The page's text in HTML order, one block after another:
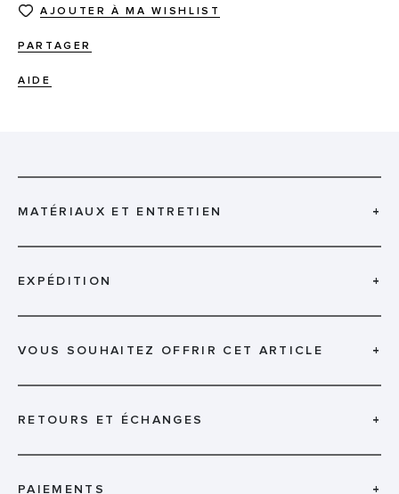
AJOUTER À MA WISHLIST
PARTAGER
AIDE
MATÉRIAUX ET ENTRETIEN +
EXPÉDITION +
VOUS SOUHAITEZ OFFRIR CET ARTICLE +
RETOURS ET ÉCHANGES +
PAIEMENTS +